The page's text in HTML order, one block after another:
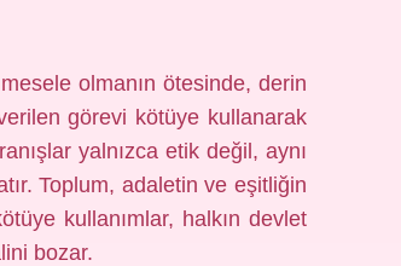
olmanın ötesinde, derin
görevi kötüye kullanarak
yalnızca etik değil, aynı
Toplum, adaletin ve eşitliğin
kullanımlar, halkın devlet
bozar.